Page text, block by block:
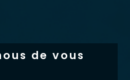
de vous